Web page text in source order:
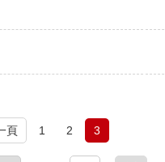
頁 1 2 3